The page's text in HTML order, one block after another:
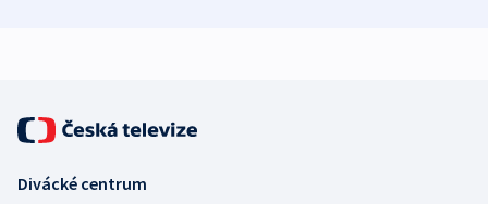
Divácké centrum